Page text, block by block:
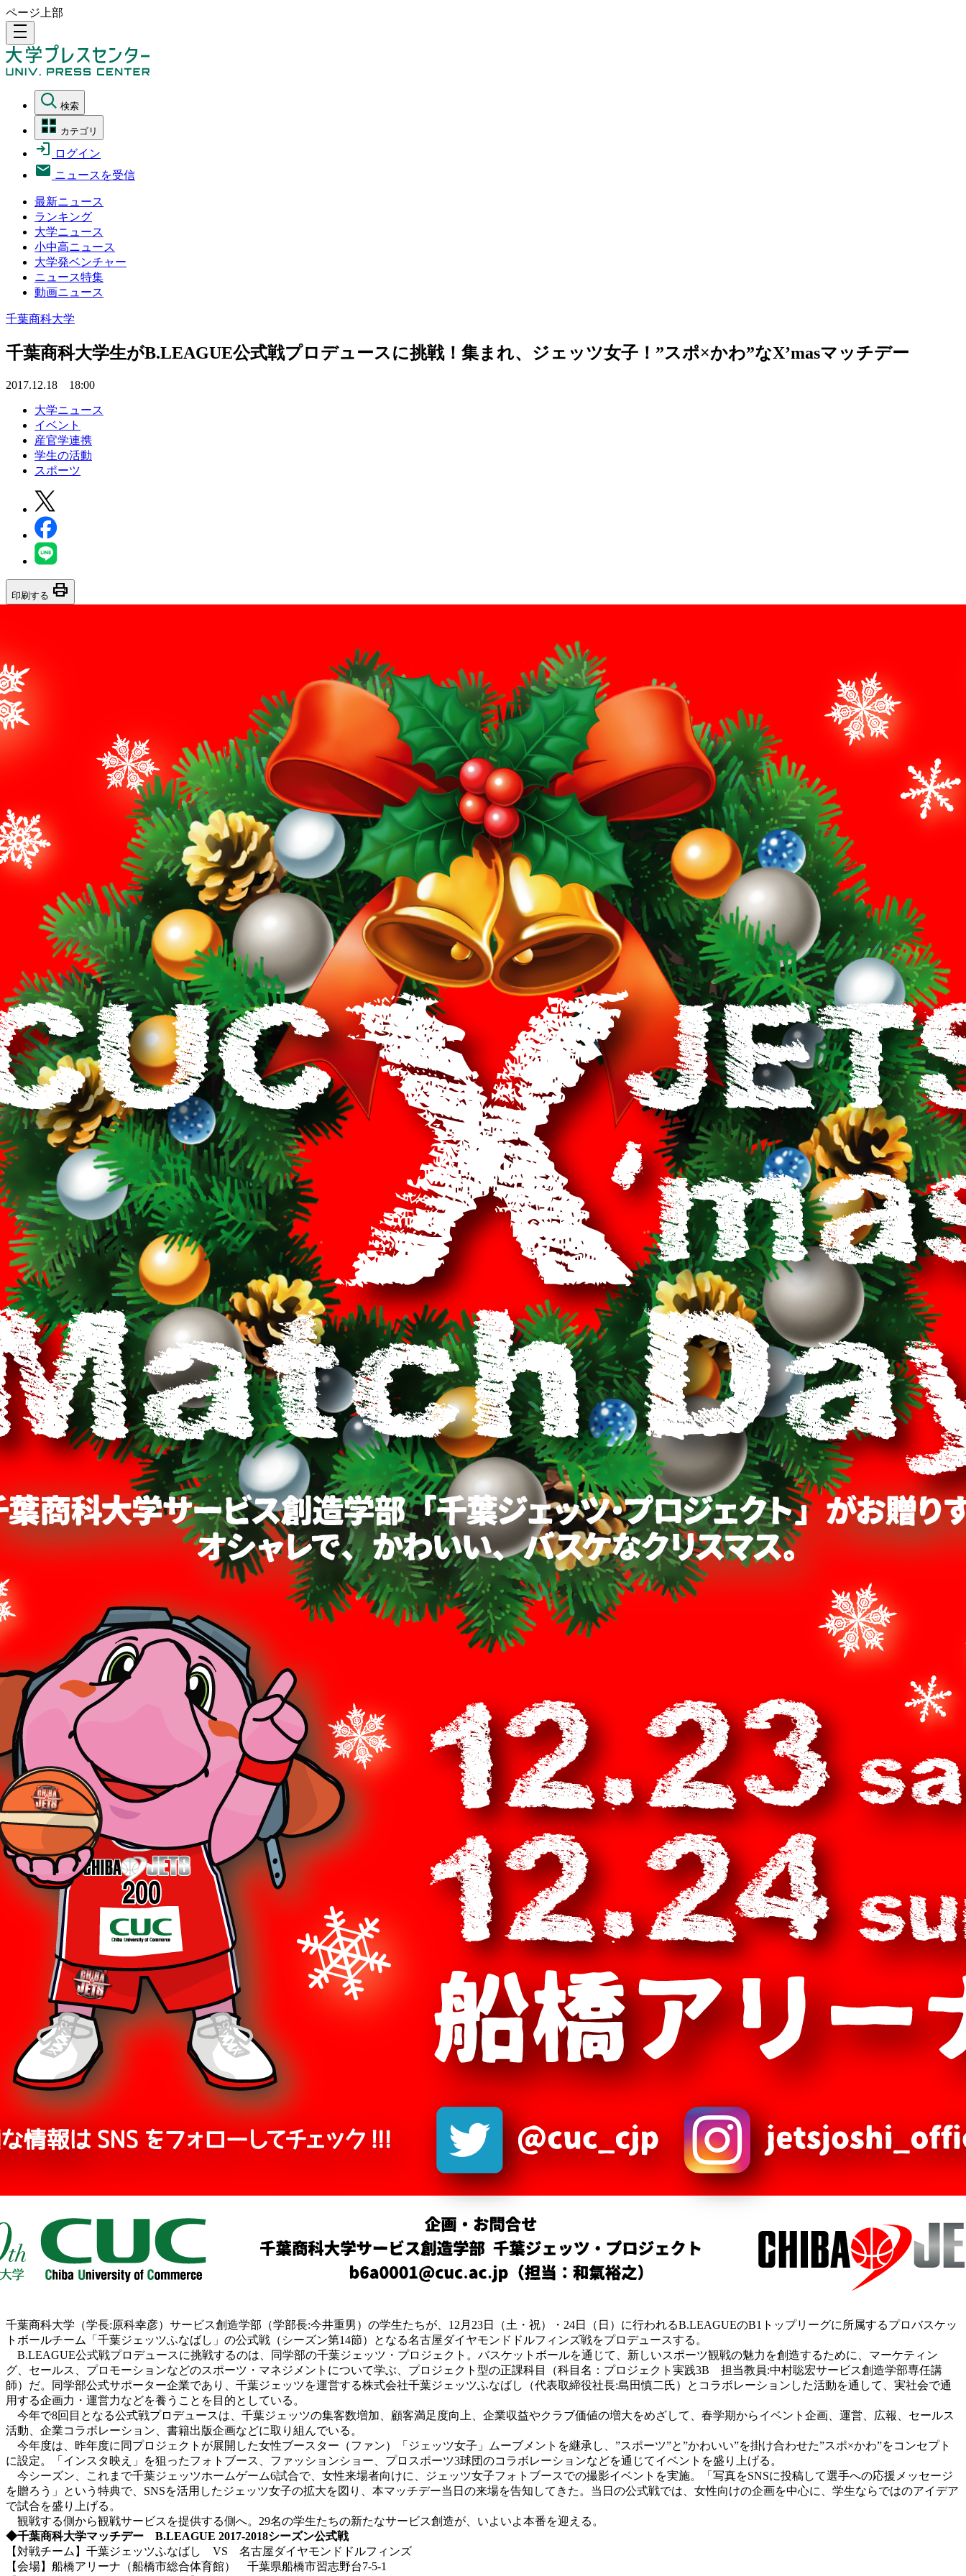
ページ上部
density_medium
検索
カテゴリ
ログイン
ニュースを受信
最新ニュース
ランキング
大学ニュース
小中高ニュース
大学発ベンチャー
ニュース特集
動画ニュース
千葉商科大学
千葉商科大学生がB.LEAGUE公式戦プロデュースに挑戦！集まれ、ジェッツ女子！”スポ×かわ”なX’masマッチデー
2017.12.18 18:00
大学ニュース
イベント
産官学連携
学生の活動
スポーツ
印刷する print
千葉商科大学（学長:原科幸彦）サービス創造学部（学部長:今井重男）の学生たちが、12月23日（土・祝）・24日（日）に行われるB.LEAGUEのB1トップリーグに所属するプロバスケッ
トボールチーム「千葉ジェッツふなばし」の公式戦（シーズン第14節）となる名古屋ダイヤモンドドルフィンズ戦をプロデュースする。
B.LEAGUE公式戦プロデュースに挑戦するのは、同学部の千葉ジェッツ・プロジェクト。バスケットボールを通じて、新しいスポーツ観戦の魅力を創造するために、マーケティン
グ、セールス、プロモーションなどのスポーツ・マネジメントについて学ぶ、プロジェクト型の正課科目（科目名：プロジェクト実践3B 担当教員:中村聡宏サービス創造学部専任講
師）だ。同学部公式サポーター企業であり、千葉ジェッツを運営する株式会社千葉ジェッツふなばし（代表取締役社長:島田慎二氏）とコラボレーションした活動を通して、実社会で通
用する企画力・運営力などを養うことを目的としている。
今年で8回目となる公式戦プロデュースは、千葉ジェッツの集客数増加、顧客満足度向上、企業収益やクラブ価値の増大をめざして、春学期からイベント企画、運営、広報、セールス
活動、企業コラボレーション、書籍出版企画などに取り組んでいる。
今年度は、昨年度に同プロジェクトが展開した女性ブースター（ファン）「ジェッツ女子」ムーブメントを継承し、”スポーツ”と”かわいい”を掛け合わせた”スポ×かわ”をコンセプト
に設定。「インスタ映え」を狙ったフォトブース、ファッションショー、プロスポーツ3球団のコラボレーションなどを通じてイベントを盛り上げる。
今シーズン、これまで千葉ジェッツホームゲーム6試合で、女性来場者向けに、ジェッツ女子フォトブースでの撮影イベントを実施。「写真をSNSに投稿して選手への応援メッセージ
を贈ろう」という特典で、SNSを活用したジェッツ女子の拡大を図り、本マッチデー当日の来場を告知してきた。当日の公式戦では、女性向けの企画を中心に、学生ならではのアイデア
で試合を盛り上げる。
観戦する側から観戦サービスを提供する側へ。29名の学生たちの新たなサービス創造が、いよいよ本番を迎える。
◆千葉商科大学マッチデー B.LEAGUE 2017-2018シーズン公式戦
【対戦チーム】千葉ジェッツふなばし VS 名古屋ダイヤモンドドルフィンズ
【会場】船橋アリーナ（船橋市総合体育館） 千葉県船橋市習志野台7-5-1